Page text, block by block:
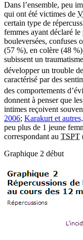
Dans l’ensemble, peu
qui ont été victimes de
certain type de
femmes ayant déclaré le
bouleversées, confuses
(57 %), en colère (48
subissent un
développer un trouble
caractérisé par des
des comportements
donnent à penser que
intimes reçoivent
2006; Karakurt et
peu plus de 1 jeune
correspondant au TSPT
Graphique 2 début